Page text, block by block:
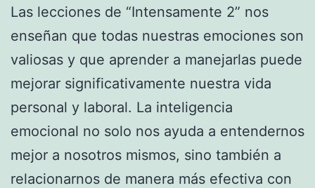
Las lecciones de “Intensamente 2” nos
enseñan que todas nuestras emociones son
valiosas y que aprender a manejarlas puede
mejorar significativamente nuestra vida
personal y laboral. La inteligencia
emocional no solo nos ayuda a entendernos
mejor a nosotros mismos, sino también a
relacionarnos de manera más efectiva con